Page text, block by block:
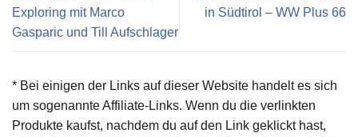
Exploring mit Marco
Gasparic und Till Aufschlager
in Südtirol – WW Plus 66
* Bei einigen der Links auf dieser Website handelt es sich
um sogenannte Affiliate-Links. Wenn du die verlinkten
Produkte kaufst, nachdem du auf den Link geklickt hast,